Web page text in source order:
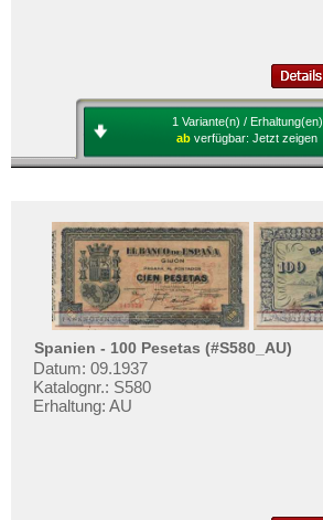
1 Variante(n) / Erhaltung(en)
ab verfügbar: Jetzt zeigen
Spanien - 100 Pesetas (#S580_AU)
Datum: 09.1937
Katalognr.: S580
Erhaltung: AU